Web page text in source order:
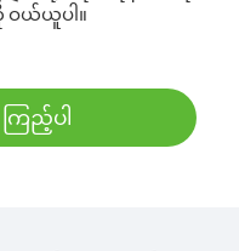
ယ်ယူပါ။
ြည့်ပါ